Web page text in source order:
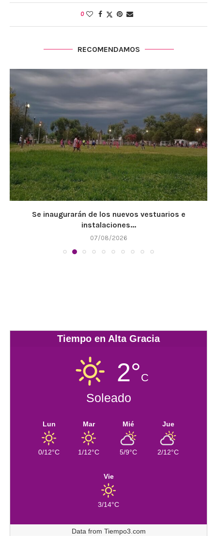
0
RECOMENDAMOS
Se inaugurarán de los nuevos vestuarios e
instalaciones...
07/08/2026
Tiempo en Alta Gracia
2°C
Soleado
Lun
0/12°C
Mar
1/12°C
Mié
5/9°C
Jue
2/12°C
Vie
3/14°C
Data from Tiempo3.com